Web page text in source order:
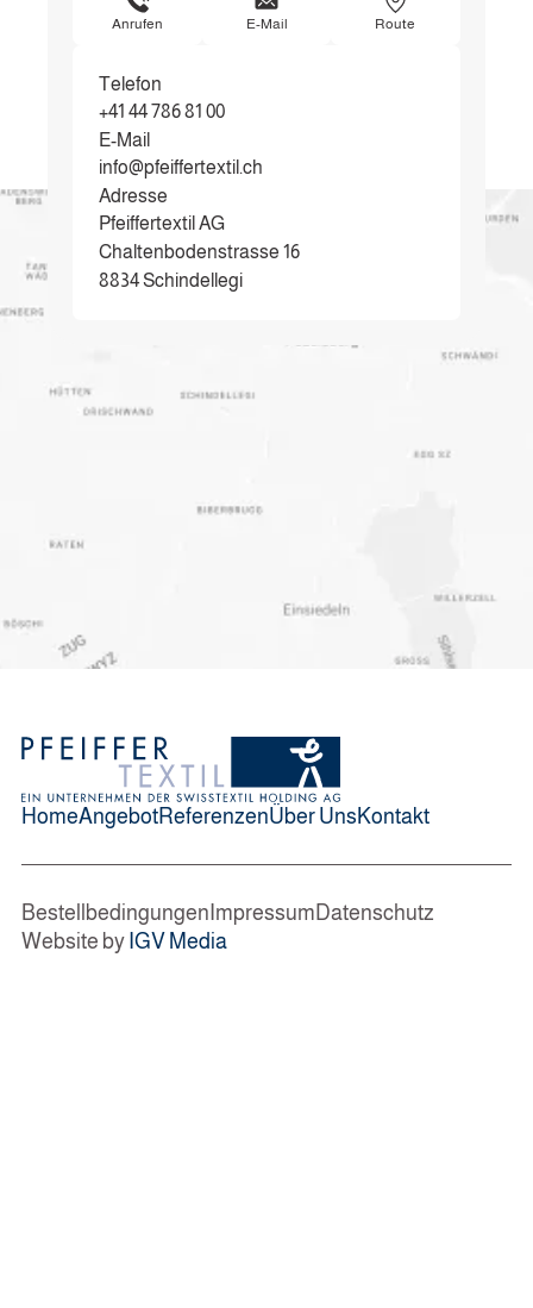
Anrufen E-Mail Route
Telefon
+41 44 786 81 00
E-Mail
info@pfeiffertextil.ch
Adresse
Pfeiffertextil AG
Chaltenbodenstrasse 16
8834 Schindellegi
HomeAngebotReferenzenÜber Uns Kontakt
Bestellbedingungen Impressum Datenschutz
Website by IGV Media